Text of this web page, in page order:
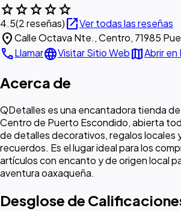
starstarstarstarstar
4.5(2 reseñas)open_in_newVer todas las reseñas
location_onCalle Octava Nte., Centro, 71985
callLlamarlanguageVisitar Sitio WebmapAbrir en
Acerca de
QDetalles es una encantadora tienda
Centro de Puerto Escondido, abierta
de detalles decorativos, regalos locales
recuerdos. Es el lugar ideal para los
artículos con encanto y de origen local
aventura oaxaqueña.
Desglose de